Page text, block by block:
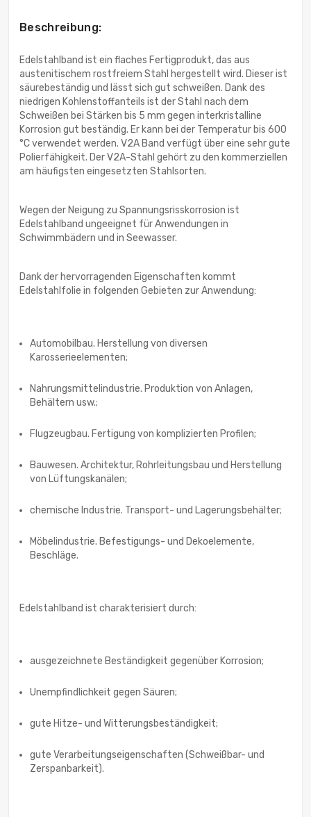
Beschreibung:
Edelstahlband ist ein flaches Fertigprodukt, das aus
austenitischem rostfreiem Stahl hergestellt wird. Dieser ist
säurebeständig und lässt sich gut schweißen. Dank des
niedrigen Kohlenstoffanteils ist der Stahl nach dem
Schweißen bei Stärken bis 5 mm gegen interkristalline
Korrosion gut beständig. Er kann bei der Temperatur bis 600
°C verwendet werden. V2A Band verfügt über eine sehr gute
Polierfähigkeit. Der V2A-Stahl gehört zu den kommerziellen
am häufigsten eingesetzten Stahlsorten.
Wegen der Neigung zu Spannungsrisskorrosion ist
Edelstahlband ungeeignet für Anwendungen in
Schwimmbädern und in Seewasser.
Dank der hervorragenden Eigenschaften kommt
Edelstahlfolie in folgenden Gebieten zur Anwendung:
Automobilbau. Herstellung von diversen
Karosserieelementen;
Nahrungsmittelindustrie. Produktion von Anlagen,
Behältern usw.;
Flugzeugbau. Fertigung von komplizierten Profilen;
Bauwesen. Architektur, Rohrleitungsbau und Herstellung
von Lüftungskanälen;
chemische Industrie. Transport- und Lagerungsbehälter;
Möbelindustrie. Befestigungs- und Dekoelemente,
Beschläge.
Edelstahlband ist charakterisiert durch:
ausgezeichnete Beständigkeit gegenüber Korrosion;
Unempfindlichkeit gegen Säuren;
gute Hitze- und Witterungsbeständigkeit;
gute Verarbeitungseigenschaften (Schweißbar- und
Zerspanbarkeit).